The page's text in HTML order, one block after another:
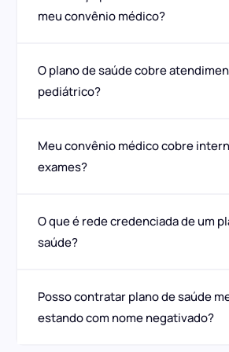
meu convênio médico?
O plano de saúde cobre
pediátrico?
Meu convênio médico cobre
exames?
O que é rede credenciada de um
saúde?
Posso contratar plano de saúde
estando com nome negativado?